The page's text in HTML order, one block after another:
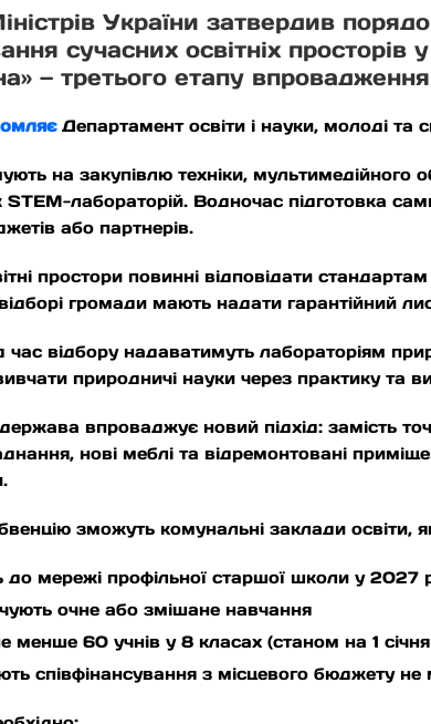
України затвердив
сучасних освітніх
— третього етапу
Департамент освіти і науки, молоді та
на закупівлю техніки, мультимедійного
STEM-лабораторій. Водночас підготовка
або партнерів.
простори повинні відповідати
громади мають надати гарантійний
час відбору надаватимуть лабораторіям
природничі науки через практику та
впроваджує новий підхід: замість
нові меблі та відремонтовані
зможуть комунальні заклади освіти,
до мережі профільної старшої школи у 2027
очне або змішане навчання
менше 60 учнів у 8 класах (станом на 1
співфінансування з місцевого бюджету не